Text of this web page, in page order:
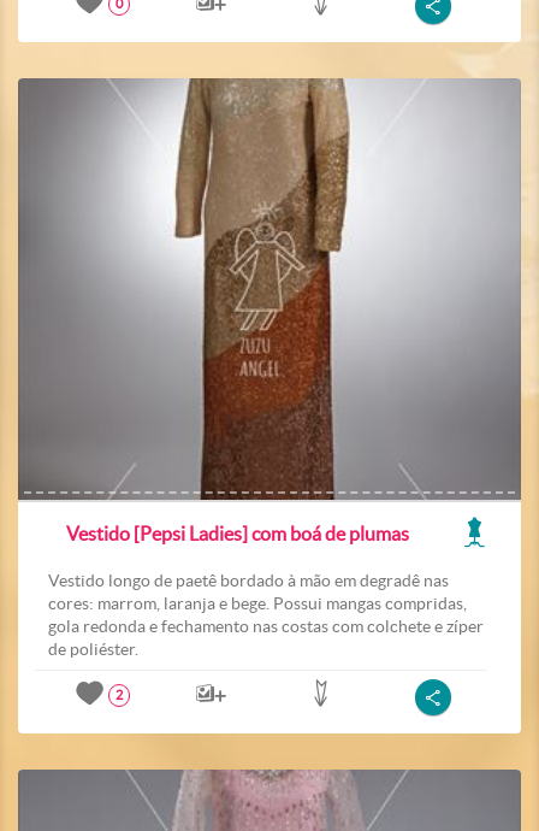
0
Vestido [Pepsi Ladies] com boá de plumas
Vestido longo de paetê bordado à mão em degradê nas
cores: marrom, laranja e bege. Possui mangas compridas,
gola redonda e fechamento nas costas com colchete e zíper
de poliéster.
2